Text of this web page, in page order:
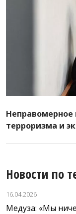
Неправомерное
терроризма и
Новости по
16.04.2026
Медуза: «Мы